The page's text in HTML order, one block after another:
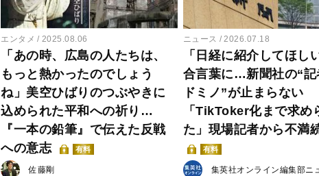
エンタメ 2025.08.06
「あの時、広島の人たちは、
もっと熱かったのでしょう
ね」美空ひばりのつぶやきに
込められた平和への祈り…
『一本の鉛筆』で伝えた反戦
への意志
有料
佐藤剛
ニュース 2026.07.18
「日経に紹介してほし
合言葉に…新聞社の“記
ドミノ”が止まらない
「TikToker化まで求め
た」現場記者から不満
有料
集英社オンライン編集部ニ